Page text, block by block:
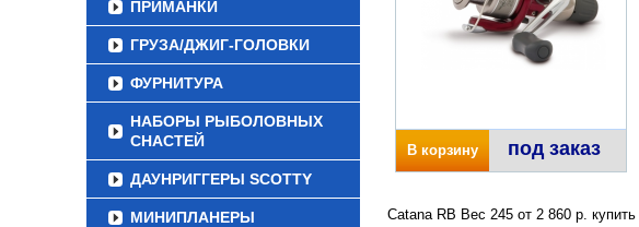
ПРИМАНКИ
ГРУЗА/ДЖИГ-ГОЛОВКИ
ФУРНИТУРА
НАБОРЫ РЫБОЛОВНЫХ
СНАСТЕЙ
ДАУНРИГГЕРЫ SCOTTY
МИНИПЛАНЕРЫ
В корзину под заказ
Catana RB Вес 245 от 2 860 р.